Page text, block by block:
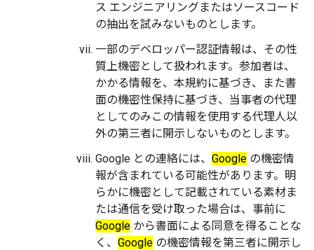
ス エンジニアリングまたはソースコード
の抽出を試みないものとします。
一部のデベロッパー認証情報は、その性
質上機密として扱われます。参加者は、
かかる情報を、本規約に基づき、また書
面の機密性保持に基づき、当事者の代理
としてのみこの情報を使用する代理人以
外の第三者に開示しないものとします。
Google との連絡には、 Google の機密情
報が含まれている可能性があります。明
らかに機密として記載されている素材ま
たは通信を受け取った場合は、事前に
Google から書面による同意を得ることな
く、 Google の機密情報を第三者に開示し